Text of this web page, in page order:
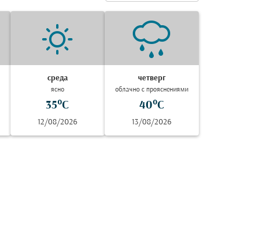
среда
ясно
35°C
12/08/2026
четверг
облачно с прояснениями
40°C
13/08/2026